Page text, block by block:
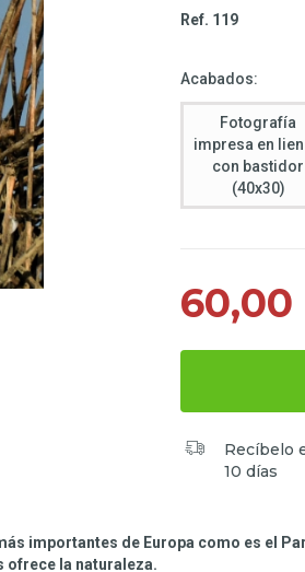
Ref. 119
Acabados:
Fotografía
impresa en
con bastidor
(40x30)
Recíbelo
10 días
importantes de Europa como es el
ofrece la naturaleza.